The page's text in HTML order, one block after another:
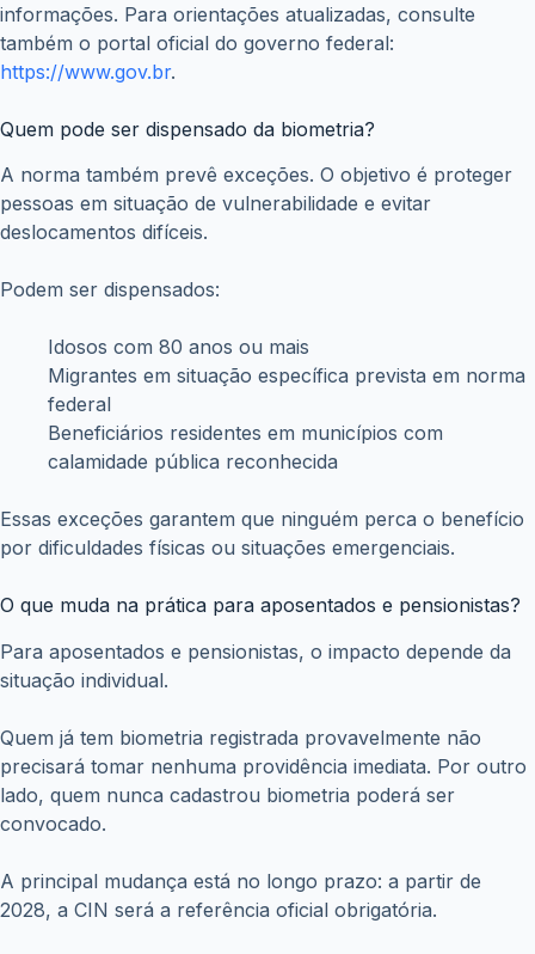
informações. Para orientações atualizadas, consulte
também o portal oficial do governo federal:
https://www.gov.br.
Quem pode ser dispensado da biometria?
A norma também prevê exceções. O objetivo é proteger
pessoas em situação de vulnerabilidade e evitar
deslocamentos difíceis.
Podem ser dispensados:
Idosos com 80 anos ou mais
Migrantes em situação específica prevista em norma
federal
Beneficiários residentes em municípios com
calamidade pública reconhecida
Essas exceções garantem que ninguém perca o benefício
por dificuldades físicas ou situações emergenciais.
O que muda na prática para aposentados e pensionistas?
Para aposentados e pensionistas, o impacto depende da
situação individual.
Quem já tem biometria registrada provavelmente não
precisará tomar nenhuma providência imediata. Por outro
lado, quem nunca cadastrou biometria poderá ser
convocado.
A principal mudança está no longo prazo: a partir de
2028, a CIN será a referência oficial obrigatória.